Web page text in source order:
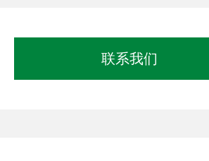
联系我们